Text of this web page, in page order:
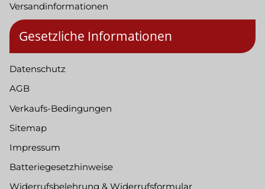
Versandinformationen
Gesetzliche Informationen
Datenschutz
AGB
Verkaufs-Bedingungen
Sitemap
Impressum
Batteriegesetzhinweise
Widerrufsbelehrung & Widerrufsformular